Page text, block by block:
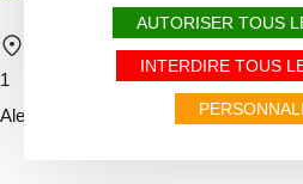
1-17 Rue des Ecoles 4590 Ouffet
1
Alerte
AUTORISER TOUS
INTERDIRE TOUS